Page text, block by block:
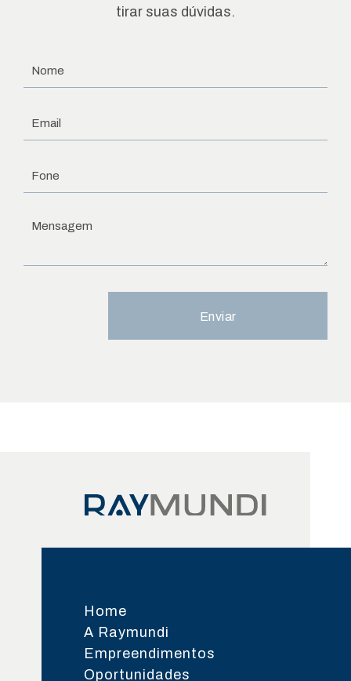
tirar suas dúvidas.
Enviar
Home
A Raymundi
Empreendimentos
Oportunidades